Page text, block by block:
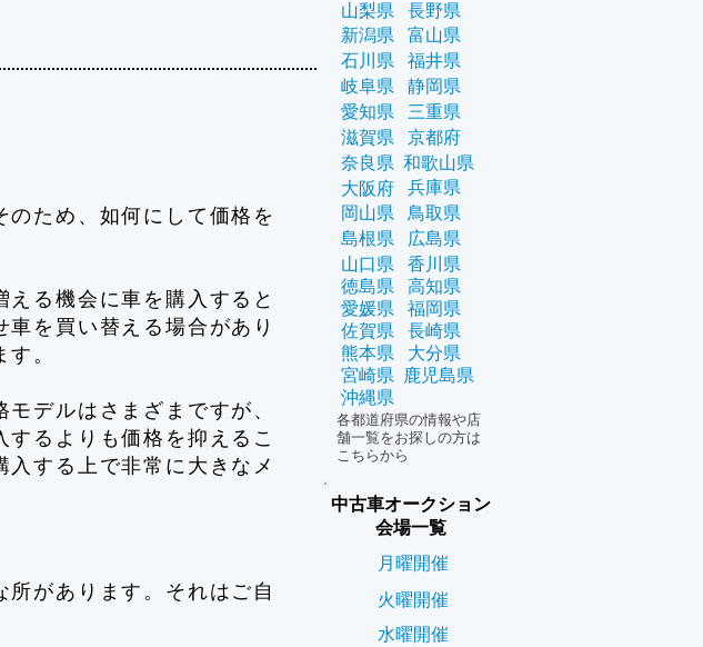
ため、如何にして価格を
る機会に車を購入すると
を買い替える場合があり
。
デルはさまざまですが、
るよりも価格を抑えるこ
入する上で非常に大きなメ
があります。それはご自
中古車オークション
会場一覧
月曜開催
火曜開催
水曜開催
山梨県
新潟県
石川県
岐阜県
愛知県
滋賀県
奈良県
岡山県
大阪府
島根県
山口県
徳島県
愛媛県
佐賀県
熊本県
宮崎県
沖縄県
富山県
長野県
福井県
静岡県
三重県
京都府
兵庫県
和歌山県
鳥取県
広島県
鹿児島県
大分県
長崎県
福岡県
高知県
香川県
各都道府県の情報や店
舗一覧をお探しの方は
こちらから